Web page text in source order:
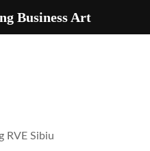
Business Art